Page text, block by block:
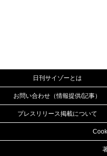
日刊サイゾーとは
お問い合わせ（情報提供/記事）
プレスリリース掲載について